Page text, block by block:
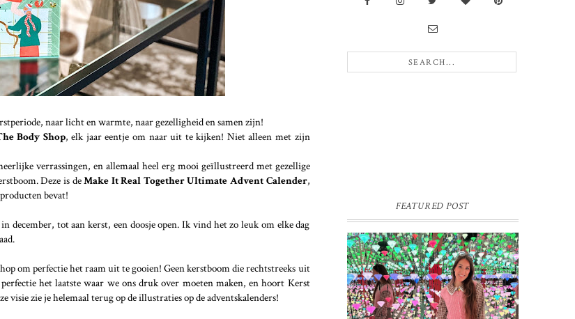
naar licht en warmte, naar gezelligheid en samen zijn!
Body Shop, elk jaar eentje om naar uit te kijken! Niet alleen met zijn
verrassingen, en allemaal heel erg mooi geïllustreerd met gezellige
Deze is deMake It Real Together Ultimate Advent Calender,
bevat!
tot aan kerst, een doosje open. Ik vind het zo leuk om elke dag
om perfectie het raam uit te gooien! Geen kerstboom die rechtstreeks uit
het laatste waar we ons druk over moeten maken, en hoort Kerst
visie zie je helemaal terug op de illustraties op de adventskalenders!
FEATURED POST
16 JAAR SPRINKLES ON A
CUPCAKE